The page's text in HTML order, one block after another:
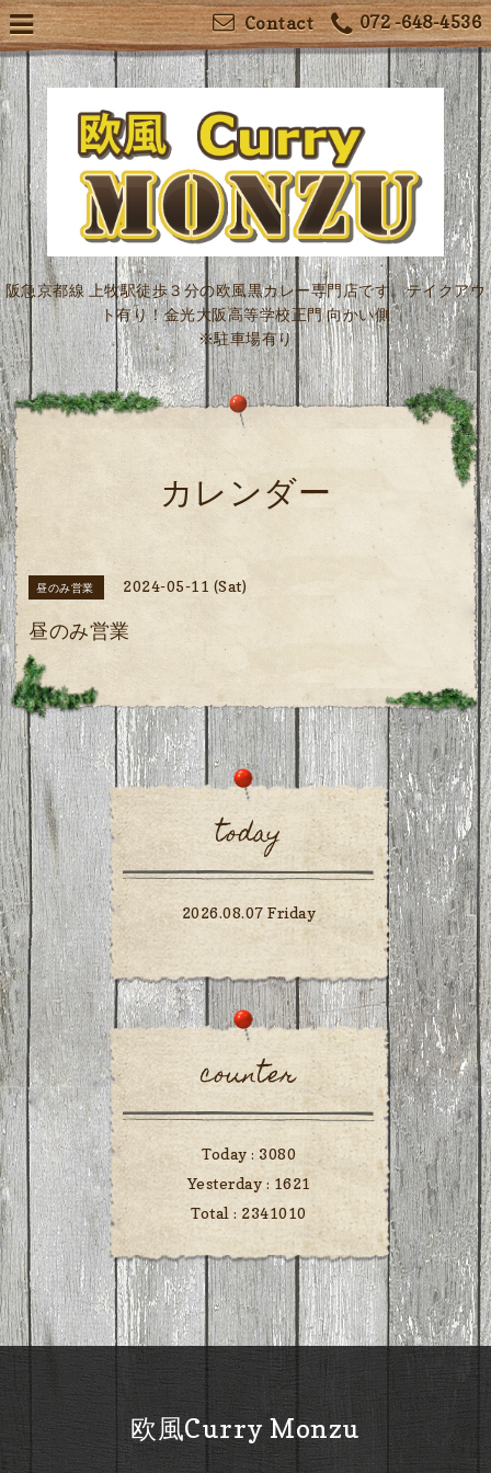
072 -648-4536
Contact
阪急京都線 上牧駅徒歩３分の欧風黒カレー専門店です。テイクアウ
ト有り！金光大阪高等学校正門 向かい側
※駐車場有り
カレンダー
昼のみ営業 2024-05-11 (Sat)
昼のみ営業
today
2026.08.07 Friday
counter
Today : 3080
Yesterday : 1621
Total : 2341010
欧風Curry Monzu